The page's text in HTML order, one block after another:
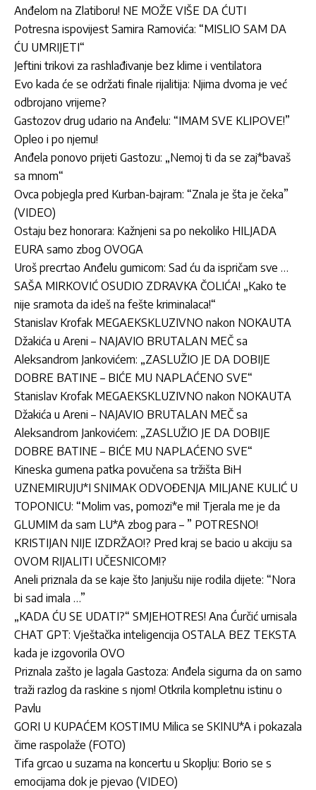
Anđelom na Zlatiboru! NE MOŽE VIŠE DA ĆUTI
Potresna ispovijest Samira Ramovića: “MISLIO SAM DA
ĆU UMRIJETI“
Jeftini trikovi za rashlađivanje bez klime i ventilatora
Evo kada će se održati finale rijalitija: Njima dvoma je već
odbrojano vrijeme?
Gastozov drug udario na Anđelu: “IMAM SVE KLIPOVE!”
Opleo i po njemu!
Anđela ponovo prijeti Gastozu: „Nemoj ti da se zaj*bavaš
sa mnom“
Ovca pobjegla pred Kurban-bajram: “Znala je šta je čeka”
(VIDEO)
Ostaju bez honorara: Kažnjeni sa po nekoliko HILJADA
EURA samo zbog OVOGA
Uroš precrtao Anđelu gumicom: Sad ću da ispričam sve …
SAŠA MIRKOVIĆ OSUDIO ZDRAVKA ČOLIĆA! „Kako te
nije sramota da ideš na fešte kriminalaca!“
Stanislav Krofak MEGAEKSKLUZIVNO nakon NOKAUTA
Džakića u Areni – NAJAVIO BRUTALAN MEČ sa
Aleksandrom Jankovićem: „ZASLUŽIO JE DA DOBIJE
DOBRE BATINE – BIĆE MU NAPLAĆENO SVE“
Stanislav Krofak MEGAEKSKLUZIVNO nakon NOKAUTA
Džakića u Areni – NAJAVIO BRUTALAN MEČ sa
Aleksandrom Jankovićem: „ZASLUŽIO JE DA DOBIJE
DOBRE BATINE – BIĆE MU NAPLAĆENO SVE“
Kineska gumena patka povučena sa tržišta BiH
UZNEMIRUJU*I SNIMAK ODVOĐENJA MILJANE KULIĆ U
TOPONICU: “Molim vas, pomozi*e mi! Tjerala me je da
GLUMIM da sam LU*A zbog para – ” POTRESNO!
KRISTIJAN NIJE IZDRŽAO!? Pred kraj se bacio u akciju sa
OVOM RIJALITI UČESNICOM!?
Aneli priznala da se kaje što Janjušu nije rodila dijete: “Nora
bi sad imala …”
„KADA ĆU SE UDATI?“ SMJEHOTRES! Ana Ćurčić urnisala
CHAT GPT: Vještačka inteligencija OSTALA BEZ TEKSTA
kada je izgovorila OVO
Priznala zašto je lagala Gastoza: Anđela sigurna da on samo
traži razlog da raskine s njom! Otkrila kompletnu istinu o
Pavlu
GORI U KUPAĆEM KOSTIMU Milica se SKINU*A i pokazala
čime raspolaže (FOTO)
Tifa grcao u suzama na koncertu u Skoplju: Borio se s
emocijama dok je pjevao (VIDEO)